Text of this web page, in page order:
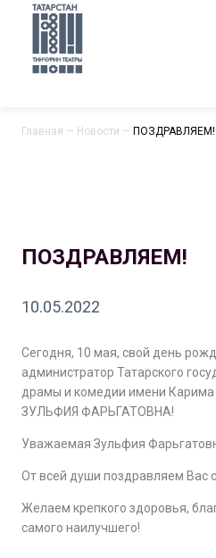
Главная — Новости — ПОЗДРАВЛЯЕМ!
ПОЗДРАВЛЯЕМ!
10.05.2022
Сегодня, 10 мая, свой день
администратор Татарского
драмы и комедии имени
ЗУЛЬФИЯ ФАРЬГАТОВНА!
Уважаемая Зульфия
От всей души поздравляем Вас
Желаем крепкого здоровья,
самого наилучшего!